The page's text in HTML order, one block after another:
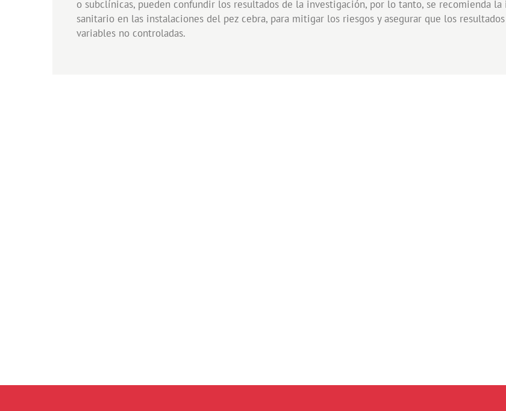
o subclínicas, pueden confundir los resultados de la investigación, por lo tanto, se recomienda
sanitario en las instalaciones del pez cebra, para mitigar los riesgos y asegurar que los
variables no controladas.